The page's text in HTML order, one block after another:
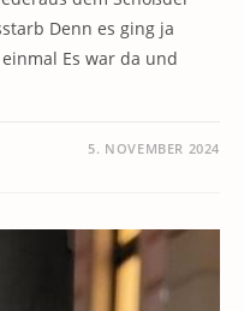
Denn es ging ja
Es war da und
5. NOVEMBER 2024